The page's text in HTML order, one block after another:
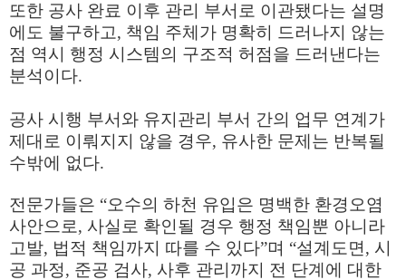
또한 공사 완료 이후 관리 부서로 이관됐다는 설명
에도 불구하고, 책임 주체가 명확히 드러나지 않는
점 역시 행정 시스템의 구조적 허점을 드러낸다는
분석이다.
공사 시행 부서와 유지관리 부서 간의 업무 연계가
제대로 이뤄지지 않을 경우, 유사한 문제는 반복될
수밖에 없다.
전문가들은 “오수의 하천 유입은 명백한 환경오염
사안으로, 사실로 확인될 경우 행정 책임뿐 아니라
고발, 법적 책임까지 따를 수 있다”며 “설계도면, 시
공 과정, 준공 검사, 사후 관리까지 전 단계에 대한